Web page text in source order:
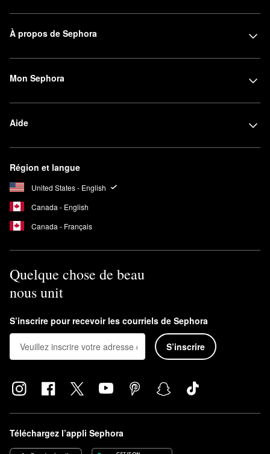
À propos de Sephora
Mon Sephora
Aide
Région et langue
United States - English
Canada - English
Canada - Français
Quelque chose de beau
nous unit
S’inscrire pour recevoir les courriels de Sephora
S’inscrire
Téléchargez l’appli Sephora